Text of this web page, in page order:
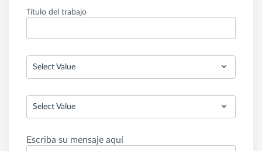
Título del trabajo
Select Value
Select Value
Escriba su mensaje aquí